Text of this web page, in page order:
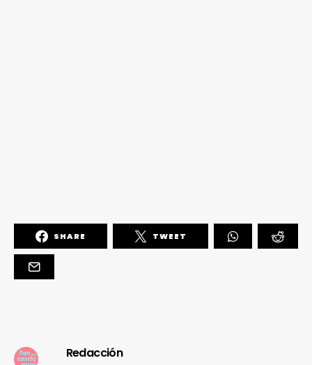
SHARE TWEET
Redacción